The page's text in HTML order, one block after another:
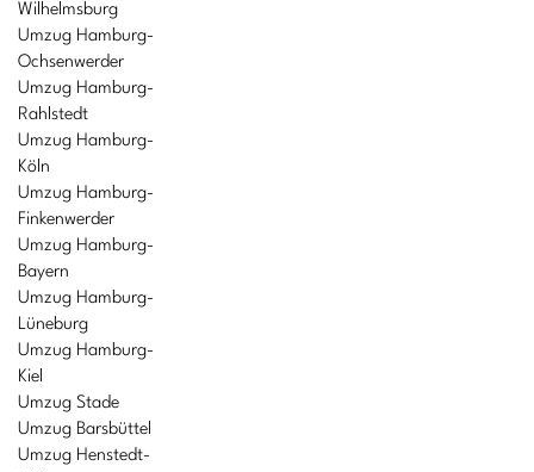
Wilhelmsburg
Umzug Hamburg-
Ochsenwerder
Umzug Hamburg-
Rahlstedt
Umzug Hamburg-
Köln
Umzug Hamburg-
Finkenwerder
Umzug Hamburg-
Bayern
Umzug Hamburg-
Lüneburg
Umzug Hamburg-
Kiel
Umzug Stade
Umzug Barsbüttel
Umzug Henstedt-